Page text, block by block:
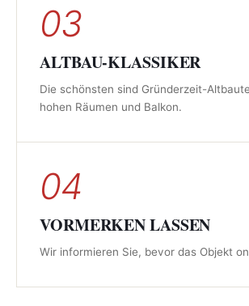
03
ALTBAU-KLASSIKER
Die schönsten sind Gründerzeit-
hohen Räumen und Balkon.
04
VORMERKEN LASSEN
Wir informieren Sie, bevor das Objekt